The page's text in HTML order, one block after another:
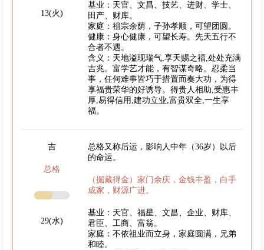
13(火)
基业：天官、文昌、技艺、进财、学士、
田产、财库。
家庭：祖宗余荫，子孙孝顺，可望团圆。
健康：身心健康，可望长寿。先天五行不
合者不遇。
含义：天地溢现瑞气,享天赐之福,处处充满
吉兆。富学艺才能，有智谋奇略。忍柔当
事，任何难事皆巧于措置而奏大功，为得
享福贵荣华的好诱导。得贵人相助,受惠丰
厚,易得信用,建功立业,富贵双全,一生享
福。
吉
总格
29(水)
总格又称后运，影响人中年（36岁）以后
的命运。
（掘藏得金）家门余庆，金钱丰盈，白手
成家，财源广进。
基业：天官、福星、文昌、企业、财库、
君臣、工商、富翁。
家庭：不依祖业而立身，家庭圆满，兄弟
和睦。